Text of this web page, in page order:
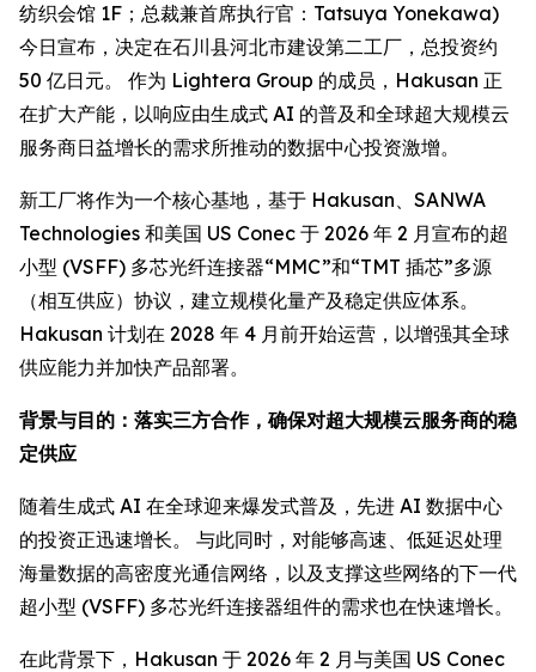
纺织会馆 1F；总裁兼首席执行官：Tatsuya Yonekawa)
今日宣布，决定在石川县河北市建设第二工厂，总投资约
50 亿日元。 作为 Lightera Group 的成员，Hakusan 正
在扩大产能，以响应由生成式 AI 的普及和全球超大规模云
服务商日益增长的需求所推动的数据中心投资激增。
新工厂将作为一个核心基地，基于 Hakusan、SANWA
Technologies 和美国 US Conec 于 2026 年 2 月宣布的超
小型 (VSFF) 多芯光纤连接器“MMC”和“TMT 插芯”多源
（相互供应）协议，建立规模化量产及稳定供应体系。
Hakusan 计划在 2028 年 4 月前开始运营，以增强其全球
供应能力并加快产品部署。
背景与目的：落实三方合作，确保对超大规模云服务商的稳
定供应
随着生成式 AI 在全球迎来爆发式普及，先进 AI 数据中心
的投资正迅速增长。 与此同时，对能够高速、低延迟处理
海量数据的高密度光通信网络，以及支撑这些网络的下一代
超小型 (VSFF) 多芯光纤连接器组件的需求也在快速增长。
在此背景下，Hakusan 于 2026 年 2 月与美国 US Conec